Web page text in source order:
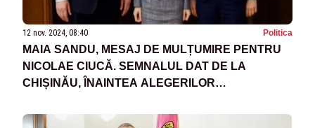
12 nov. 2024, 08:40 Politica
MAIA SANDU, MESAJ DE MULȚUMIRE PENTRU
NICOLAE CIUCĂ. SEMNALUL DAT DE LA
CHIȘINĂU, ÎNAINTEA ALEGERILOR